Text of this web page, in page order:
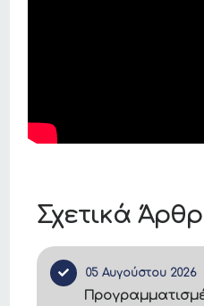
Σχετικά
05 Αυγούστου 2026